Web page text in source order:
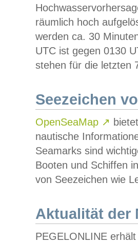
räumlich hoch
werden ca. 30
UTC ist gegen 0130
stehen für die letzten
Seezeichen
OpenSeaMap ↗
nautische
Seamarks sind
Booten und Schiffen
von Seezeichen wie
Aktualität der
PEGELONLINE